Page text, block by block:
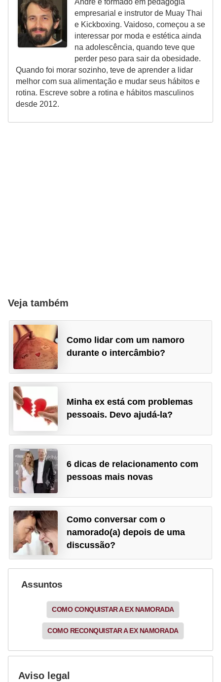
empresarial e instrutor de Muay Thai
e Kickboxing. Vaidoso, começou a se
interessar por moda e estética ainda
na adolescência, quando teve que
perder peso para sair da obesidade.
Quando foi morar sozinho, teve de aprender a lidar
melhor com sua alimentação e mudar seus hábitos e
rotina. Escreve sobre a rotina e hábitos masculinos
desde 2012.
Veja também
Como lidar com um namoro
durante o intercâmbio?
Minha ex está com problemas
pessoais. Devo ajudá-la?
6 dicas de relacionamento com
pessoas mais novas
Como conversar com o
namorado(a) depois de uma
discussão?
Assuntos
COMO CONQUISTAR A EX NAMORADA
COMO RECONQUISTAR A EX NAMORADA
Aviso legal